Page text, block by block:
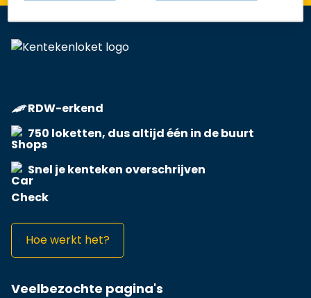
RDW-erkend
750 loketten, dus altijd één in de buurt
Snel je kenteken overschrijven
Hoe werkt het?
Veelbezochte pagina's